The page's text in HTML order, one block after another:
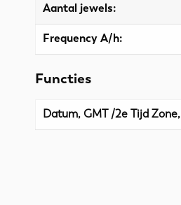
Aantal jewels:
Frequency A/h:
Functies
Datum, GMT /2e Tijd Zone,